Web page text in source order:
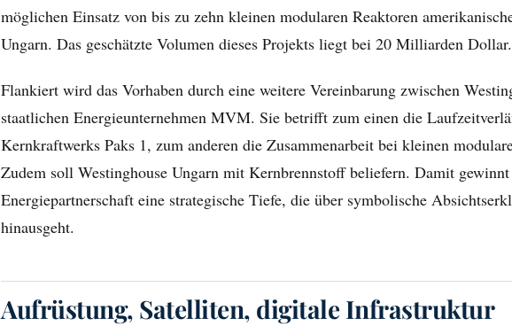
möglichen Einsatz von bis zu zehn kleinen modularen Reaktoren
Ungarn. Das geschätzte Volumen dieses Projekts liegt bei 20 Milliarden Dollar.
Flankiert wird das Vorhaben durch eine weitere Vereinbarung zwischen
staatlichen Energieunternehmen MVM. Sie betrifft zum einen die
Kernkraftwerks Paks 1, zum anderen die Zusammenarbeit bei kleinen
Zudem soll Westinghouse Ungarn mit Kernbrennstoff beliefern. Damit
Energiepartnerschaft eine strategische Tiefe, die über symbolische
hinausgeht.
Aufrüstung, Satelliten, digitale Infrastruktur